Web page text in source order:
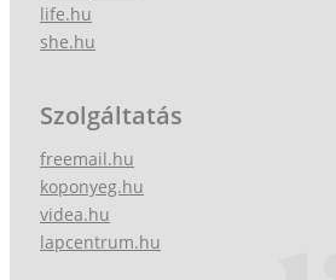
life.hu
she.hu
Szolgáltatás
freemail.hu
koponyeg.hu
videa.hu
lapcentrum.hu